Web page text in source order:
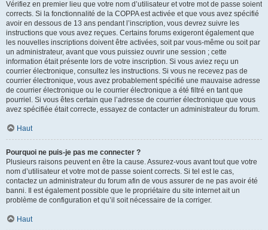
Vérifiez en premier lieu que votre nom d’utilisateur et votre mot de passe soient
corrects. Si la fonctionnalité de la COPPA est activée et que vous avez spécifié
avoir en dessous de 13 ans pendant l’inscription, vous devrez suivre les
instructions que vous avez reçues. Certains forums exigeront également que
les nouvelles inscriptions doivent être activées, soit par vous-même ou soit par
un administrateur, avant que vous puissiez ouvrir une session ; cette
information était présente lors de votre inscription. Si vous aviez reçu un
courrier électronique, consultez les instructions. Si vous ne recevez pas de
courrier électronique, vous avez probablement spécifié une mauvaise adresse
de courrier électronique ou le courrier électronique a été filtré en tant que
pourriel. Si vous êtes certain que l’adresse de courrier électronique que vous
avez spécifiée était correcte, essayez de contacter un administrateur du forum.
Haut
Pourquoi ne puis-je pas me connecter ?
Plusieurs raisons peuvent en être la cause. Assurez-vous avant tout que votre
nom d’utilisateur et votre mot de passe soient corrects. Si tel est le cas,
contactez un administrateur du forum afin de vous assurer de ne pas avoir été
banni. Il est également possible que le propriétaire du site internet ait un
problème de configuration et qu’il soit nécessaire de la corriger.
Haut